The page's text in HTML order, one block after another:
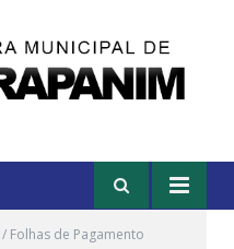
Folhas de Pagamento